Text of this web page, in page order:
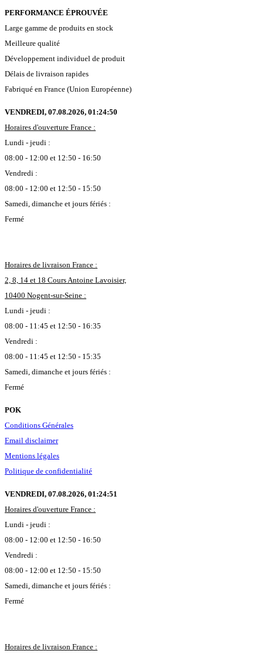
PERFORMANCE ÉPROUVÉE
Large gamme de produits en stock
Meilleure qualité
Développement individuel de produit
Délais de livraison rapides
Fabriqué en France (Union Européenne)
VENDREDI, 07.08.2026, 01:24:51
Horaires d'ouverture France :
Lundi - jeudi :
08:00 - 12:00 et 12:50 - 16:50
Vendredi :
08:00 - 12:00 et 12:50 - 15:50
Samedi, dimanche et jours fériés :
Fermé
Horaires de livraison France :
2, 8, 14 et 18 Cours Antoine Lavoisier,
10400 Nogent-sur-Seine :
Lundi - jeudi :
08:00 - 11:45 et 12:50 - 16:35
Vendredi :
08:00 - 11:45 et 12:50 - 15:35
Samedi, dimanche et jours fériés :
Fermé
POK
Conditions Générales
Email disclaimer
Mentions légales
Politique de confidentialité
VENDREDI, 07.08.2026, 01:24:52
Horaires d'ouverture France :
Lundi - jeudi :
08:00 - 12:00 et 12:50 - 16:50
Vendredi :
08:00 - 12:00 et 12:50 - 15:50
Samedi, dimanche et jours fériés :
Fermé
Horaires de livraison France :